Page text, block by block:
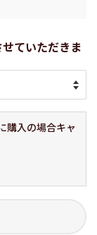
ていただきま
購入の場合キャ